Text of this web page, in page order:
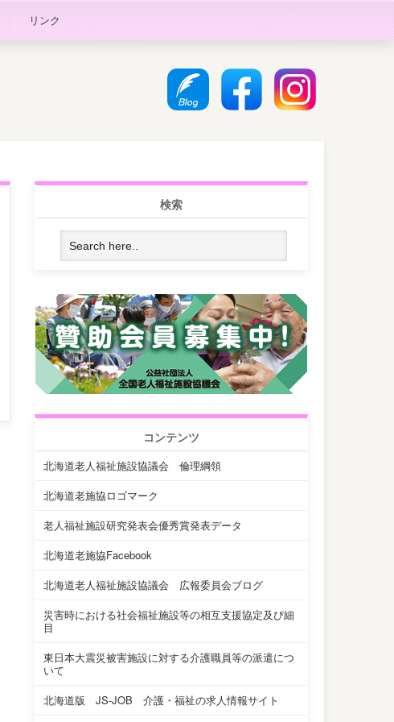
リンク
検索
コンテンツ
北海道老人福祉施設協議会 倫理綱領
北海道老施協ロゴマーク
老人福祉施設研究発表会優秀賞発表データ
北海道老施協Facebook
北海道老人福祉施設協議会 広報委員会ブログ
災害時における社会福祉施設等の相互支援協定及び細
目
東日本大震災被害施設に対する介護職員等の派遣につ
いて
北海道版 JS-JOB 介護・福祉の求人情報サイト